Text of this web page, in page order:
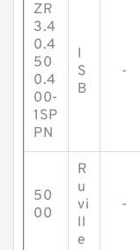
ZR
3.4
0.4
50
0.4
00-
1SP
PN
I
S
B
-
50
00
R
u
vi
ll
e
-